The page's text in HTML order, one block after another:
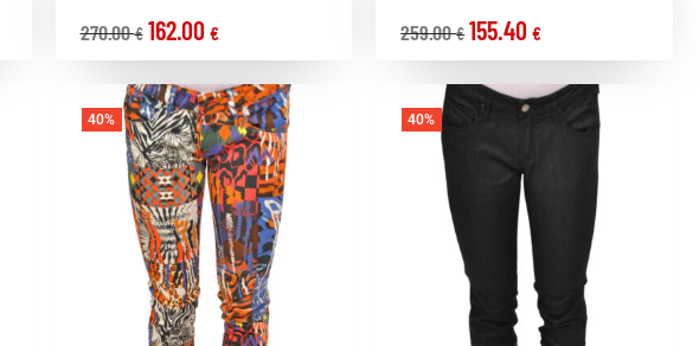
270.00€ 162.00 €
259.00€ 155.40€
40% 40%